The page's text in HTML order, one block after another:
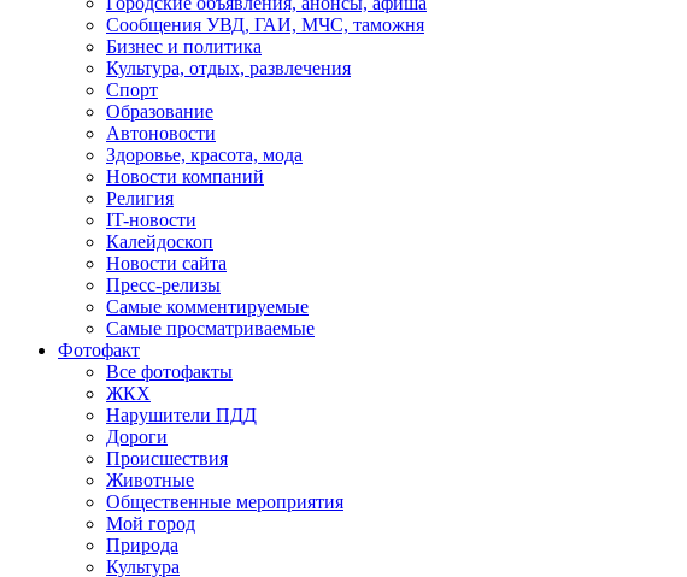
Сообщения УВД, ГАИ, МЧС, таможня
Бизнес и политика
Культура, отдых, развлечения
Спорт
Образование
Автоновости
Здоровье, красота, мода
Новости компаний
Религия
IT-новости
Калейдоскоп
Новости сайта
Пресс-релизы
Самые комментируемые
Самые просматриваемые
Фотофакт
Все фотофакты
ЖКХ
Нарушители ПДД
Дороги
Происшествия
Животные
Общественные мероприятия
Мой город
Природа
Культура